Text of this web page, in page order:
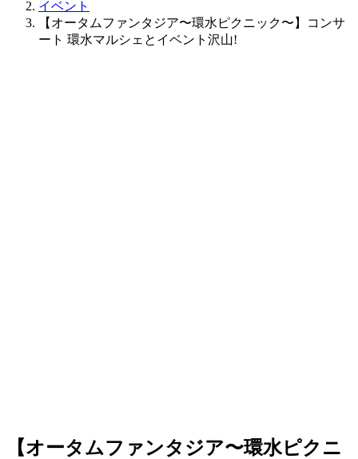
イベント
【オータムファンタジア〜環水ピクニック〜】コンサ
ート 環水マルシェとイベント沢山!
【オータムファンタジア〜環水ピクニ